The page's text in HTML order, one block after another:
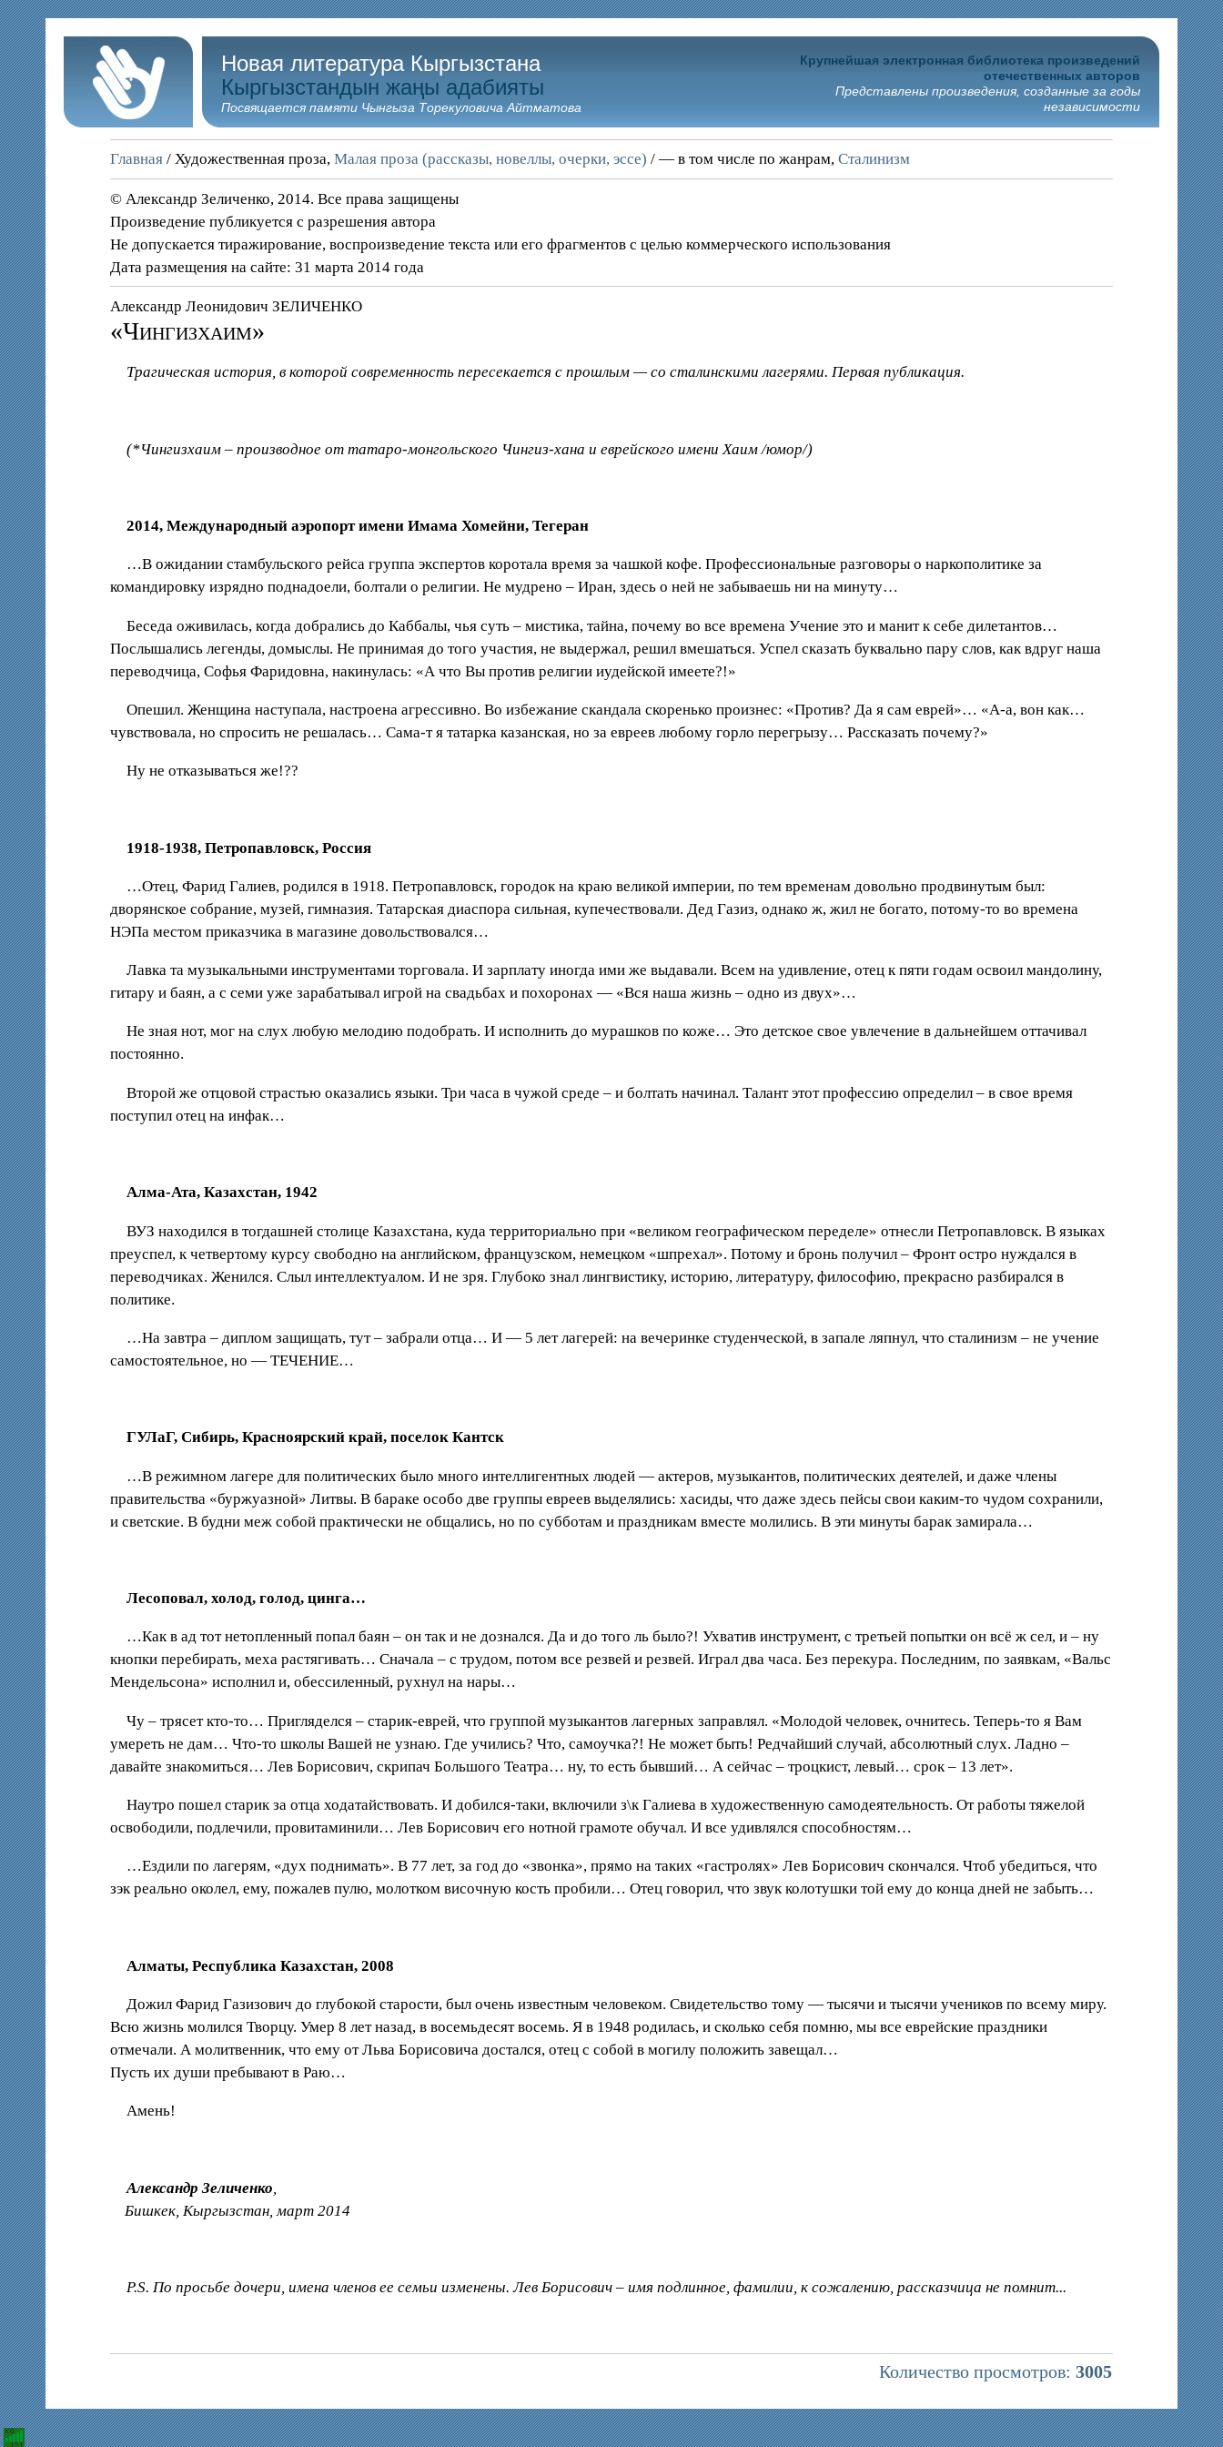
Новая литература Кыргызстана
Кыргызстандын жаңы адабияты
Посвящается памяти Чынгыза Торекуловича Айтматова
Крупнейшая электронная библиотека произведений
отечественных авторов
Представлены произведения, созданные за годы
независимости
Главная / Художественная проза,Малая проза (рассказы, новеллы, очерки, эссе) / — в том числе по жанрам,Сталинизм
© Александр Зеличенко, 2014. Все права защищены
Произведение публикуется с разрешения автора
Не допускается тиражирование, воспроизведение текста или его фрагментов с целью коммерческого использования
Дата размещения на сайте: 31 марта 2014 года
Александр Леонидович ЗЕЛИЧЕНКО
«Чингизхаим»
Трагическая история, в которой современность пересекается с прошлым — со сталинскими лагерями. Первая публикация.
(*Чингизхаим – производное от татаро-монгольского Чингиз-хана и еврейского имени Хаим /юмор/)
2014, Международный аэропорт имени Имама Хомейни, Тегеран
…В ожидании стамбульского рейса группа экспертов коротала время за чашкой кофе. Профессиональные разговоры о наркополитике за
командировку изрядно поднадоели, болтали о религии. Не мудрено – Иран, здесь о ней не забываешь ни на минуту…
Беседа оживилась, когда добрались до Каббалы, чья суть – мистика, тайна, почему во все времена Учение это и манит к себе дилетантов…
Послышались легенды, домыслы. Не принимая до того участия, не выдержал, решил вмешаться. Успел сказать буквально пару слов, как вдруг наша
переводчица, Софья Фаридовна, накинулась: «А что Вы против религии иудейской имеете?!»
Опешил. Женщина наступала, настроена агрессивно. Во избежание скандала скоренько произнес: «Против? Да я сам еврей»… «А-а, вон как…
чувствовала, но спросить не решалась… Сама-т я татарка казанская, но за евреев любому горло перегрызу… Рассказать почему?»
Ну не отказываться же!??
1918-1938, Петропавловск, Россия
…Отец, Фарид Галиев, родился в 1918. Петропавловск, городок на краю великой империи, по тем временам довольно продвинутым был:
дворянское собрание, музей, гимназия. Татарская диаспора сильная, купечествовали. Дед Газиз, однако ж, жил не богато, потому-то во времена
НЭПа местом приказчика в магазине довольствовался…
Лавка та музыкальными инструментами торговала. И зарплату иногда ими же выдавали. Всем на удивление, отец к пяти годам освоил мандолину,
гитару и баян, а с семи уже зарабатывал игрой на свадьбах и похоронах — «Вся наша жизнь – одно из двух»…
Не зная нот, мог на слух любую мелодию подобрать. И исполнить до мурашков по коже… Это детское свое увлечение в дальнейшем оттачивал
постоянно.
Второй же отцовой страстью оказались языки. Три часа в чужой среде – и болтать начинал. Талант этот профессию определил – в свое время
поступил отец на инфак…
Алма-Ата, Казахстан, 1942
ВУЗ находился в тогдашней столице Казахстана, куда территориально при «великом географическом переделе» отнесли Петропавловск. В языках
преуспел, к четвертому курсу свободно на английском, французском, немецком «шпрехал». Потому и бронь получил – Фронт остро нуждался в
переводчиках. Женился. Слыл интеллектуалом. И не зря. Глубоко знал лингвистику, историю, литературу, философию, прекрасно разбирался в
политике.
…На завтра – диплом защищать, тут – забрали отца… И — 5 лет лагерей: на вечеринке студенческой, в запале ляпнул, что сталинизм – не учение
самостоятельное, но — ТЕЧЕНИЕ…
ГУЛаГ, Сибирь, Красноярский край, поселок Кантск
…В режимном лагере для политических было много интеллигентных людей — актеров, музыкантов, политических деятелей, и даже члены
правительства «буржуазной» Литвы. В бараке особо две группы евреев выделялись: хасиды, что даже здесь пейсы свои каким-то чудом сохранили,
и светские. В будни меж собой практически не общались, но по субботам и праздникам вместе молились. В эти минуты барак замирала…
Лесоповал, холод, голод, цинга…
…Как в ад тот нетопленный попал баян – он так и не дознался. Да и до того ль было?! Ухватив инструмент, с третьей попытки он всё ж сел, и – ну
кнопки перебирать, меха растягивать… Сначала – с трудом, потом все резвей и резвей. Играл два часа. Без перекура. Последним, по заявкам, «Вальс
Мендельсона» исполнил и, обессиленный, рухнул на нары…
Чу – трясет кто-то… Пригляделся – старик-еврей, что группой музыкантов лагерных заправлял. «Молодой человек, очнитесь. Теперь-то я Вам
умереть не дам… Что-то школы Вашей не узнаю. Где учились? Что, самоучка?! Не может быть! Редчайший случай, абсолютный слух. Ладно –
давайте знакомиться… Лев Борисович, скрипач Большого Театра… ну, то есть бывший… А сейчас – троцкист, левый… срок – 13 лет».
Наутро пошел старик за отца ходатайствовать. И добился-таки, включили з\к Галиева в художественную самодеятельность. От работы тяжелой
освободили, подлечили, провитаминили… Лев Борисович его нотной грамоте обучал. И все удивлялся способностям…
…Ездили по лагерям, «дух поднимать». В 77 лет, за год до «звонка», прямо на таких «гастролях» Лев Борисович скончался. Чтоб убедиться, что
зэк реально околел, ему, пожалев пулю, молотком височную кость пробили… Отец говорил, что звук колотушки той ему до конца дней не забыть…
Алматы, Республика Казахстан, 2008
Дожил Фарид Газизович до глубокой старости, был очень известным человеком. Свидетельство тому — тысячи и тысячи учеников по всему миру.
Всю жизнь молился Творцу. Умер 8 лет назад, в восемьдесят восемь. Я в 1948 родилась, и сколько себя помню, мы все еврейские праздники
отмечали. А молитвенник, что ему от Льва Борисовича достался, отец с собой в могилу положить завещал…
Пусть их души пребывают в Раю…
Амень!
Александр Зеличенко
Бишкек, Кыргызстан, март 2014
P.S. По просьбе дочери, имена членов ее семьи изменены. Лев Борисович – имя подлинное, фамилии, к сожалению, рассказчица не помнит...
Количество просмотров:3005